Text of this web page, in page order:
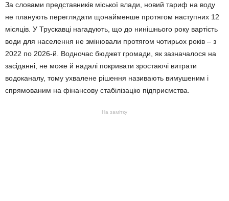
За словами представників міської влади, новий тариф на воду
не планують переглядати щонайменше протягом наступних 12
місяців. У Трускавці нагадують, що до нинішнього року вартість
води для населення не змінювали протягом чотирьох років – з
2022 по 2026-й. Водночас бюджет громади, як зазначалося на
засіданні, не може й надалі покривати зростаючі витрати
водоканалу, тому ухвалене рішення називають вимушеним і
спрямованим на фінансову стабілізацію підприємства.
На замітку